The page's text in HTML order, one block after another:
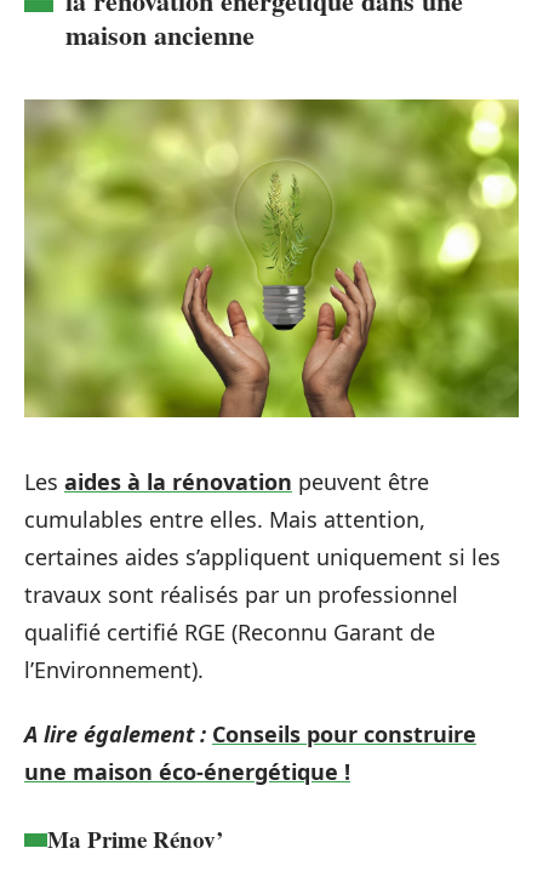
maison ancienne
Les aides à la rénovation peuvent être
cumulables entre elles. Mais attention,
certaines aides s’appliquent uniquement si les
travaux sont réalisés par un professionnel
qualifié certifié RGE (Reconnu Garant de
l’Environnement).
A lire également : Conseils pour construire
une maison éco-énergétique !
Ma Prime Rénov’